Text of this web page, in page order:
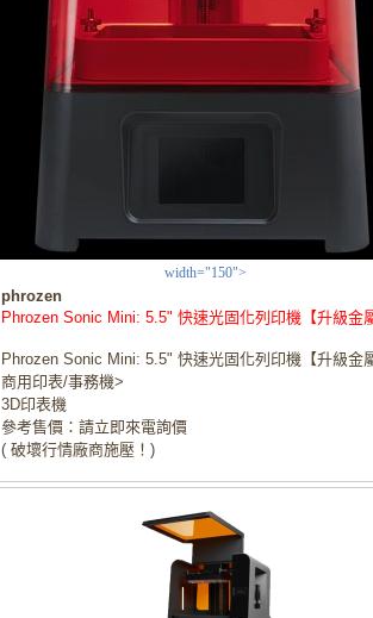
width="150">
phrozen
Phrozen Sonic Mini: 5.5" 快速光固化列印機【升級金
Phrozen Sonic Mini: 5.5" 快速光固化列印機【升級金
商用印表/事務機>
3D印表機
參考售價：請立即來電詢價
( 破壞行情廠商施壓！)